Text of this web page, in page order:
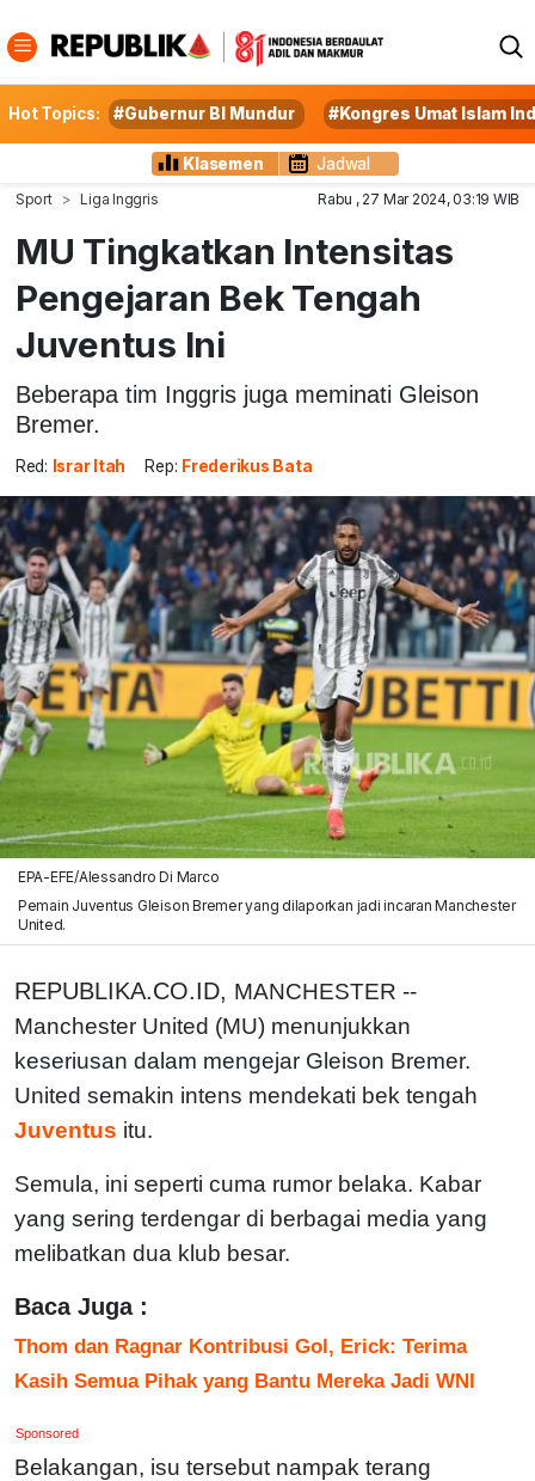
Hot Topics: #Gubernur BI Mundur #Kongres Umat Islam
Klasemen Jadwal
Sport Liga Inggris Rabu , 27 Mar 2024, 03:19 WIB
MU Tingkatkan Intensitas
Pengejaran Bek Tengah
Juventus Ini
Beberapa tim Inggris juga meminati Gleison
Bremer.
Red: Israr Itah Rep: Frederikus Bata
EPA-EFE/Alessandro Di Marco
Pemain Juventus Gleison Bremer yang dilaporkan jadi incaran Manchester
United.
REPUBLIKA.CO.ID, MANCHESTER --
Manchester United (MU) menunjukkan
keseriusan dalam mengejar Gleison Bremer.
United semakin intens mendekati bek tengah
Juventus itu.
Semula, ini seperti cuma rumor belaka. Kabar
yang sering terdengar di berbagai media yang
melibatkan dua klub besar.
Baca Juga :
Thom dan Ragnar Kontribusi Gol, Erick: Terima
Kasih Semua Pihak yang Bantu Mereka Jadi WNI
Sponsored
Belakangan, isu tersebut nampak terang